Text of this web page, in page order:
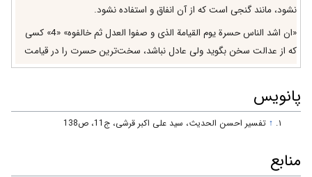
نشود، مانند گنجى است كه از آن انفاق و استفاده نشود.
«ان اشد الناس حسرة يوم القيامة الذى و صفوا العدل ثم خالفوه» «4» كسى
كه از عدالت سخن بگويد ولى عادل نباشد، سخت‌ترين حسرت را در قيامت
خواهد داشت.
حضرت عيسى عليه السلام فرمود: «أشقى الناس من هو معروف عند الناس
بعلمه مجهول بعمله» «5» كسى‌كه نزد مردم به علم معروف است، ولى به عمل
معروف نيست، شقى‌ترين مردم است.
كسى‌كه كارهايش تأكيد
پانویس
↑ تفسير احسن الحديث، سید علی اکبر قرشی، ج11، ص138
منابع